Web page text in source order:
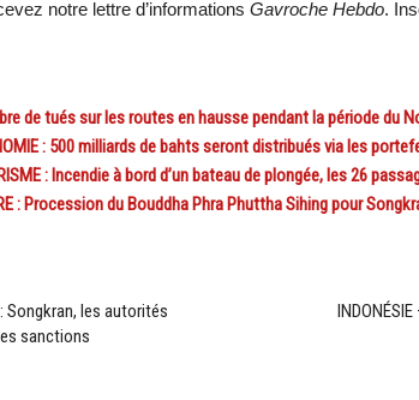
notre lettre d’informations Gavroche Hebdo.
de tués sur les routes en hausse pendant la période du
: 500 milliards de bahts seront distribués via les
: Incendie à bord d’un bateau de plongée, les 26
: Procession du Bouddha Phra Phuttha Sihing pour
Songkran, les autorités
sanctions